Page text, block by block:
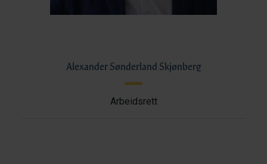
Alexander Sønderland Skjønberg
Arbeidsrett